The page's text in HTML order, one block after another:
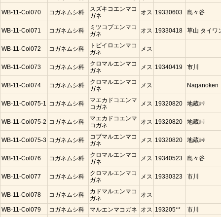
WB-11-Col070 コガネムシ科
スズキコエンマコ
ガネ
オス 19330603 島々谷
WB-11-Col071 コガネムシ科
ミツコブエンマコ
ガネ
オス 19330418 草山 タイワ
WB-11-Col072 コガネムシ科
トビイロエンマコ
ガネ
メス
WB-11-Col073 コガネムシ科
クロマルエンマコ
ガネ
メス 19340419 市川
WB-11-Col074 コガネムシ科
クロマルエンマコ
ガネ
メス Naganoken
WB-11-Col075-1 コガネムシ科
マエカドコエンマ
コガネ
メス 19320820 地蔵峠
WB-11-Col075-2 コガネムシ科
マエカドコエンマ
コガネ
オス 19320820 地蔵峠
WB-11-Col075-3 コガネムシ科
コブマルエンマコ
ガネ
メス 19320820 地蔵峠
WB-11-Col076 コガネムシ科
クロマルエンマコ
ガネ
メス 19340523 島々谷
WB-11-Col077 コガネムシ科
クロマルエンマコ
ガネ
メス 19330323 市川
WB-11-Col078 コガネムシ科
カドマルエンマコ
ガネ
オス
WB-11-Col079 コガネムシ科 マルエンマコガネ オス 193205** 市川